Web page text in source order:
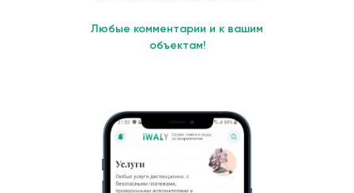
Любые комментарии и к вашим
объектам!